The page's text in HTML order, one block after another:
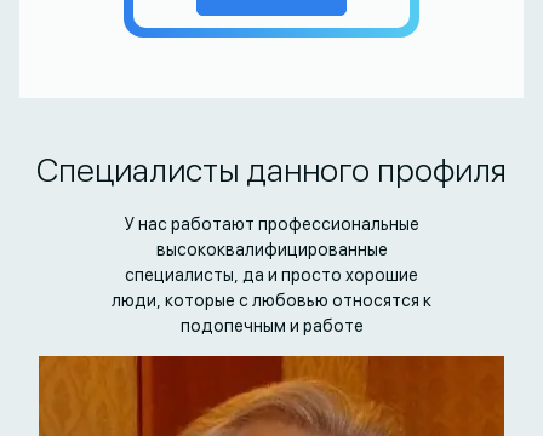
Специалисты данного профиля
У нас работают профессиональные
высококвалифицированные
специалисты, да и просто хорошие
люди, которые с любовью относятся к
подопечным и работе